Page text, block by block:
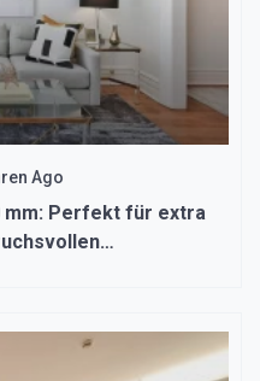
Ago
mm: Perfekt für extra